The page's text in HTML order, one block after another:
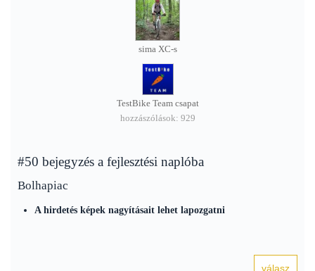
sima XC-s
TestBike Team csapat
hozzászólások: 929
#50 bejegyzés a fejlesztési naplóba
Bolhapiac
A hirdetés képek nagyításait lehet lapozgatni